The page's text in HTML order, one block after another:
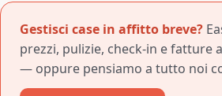
Gestisci case in affitto breve?
prezzi, pulizie, check-in e fatture
— oppure pensiamo a tutto noi